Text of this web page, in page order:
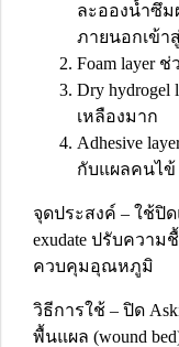
ละอองน้ำซึม
ภายนอกเข้า
Foam layer
Dry
เหลืองมาก
Adhesive
กับแผลคนไข้
จุดประสงค์ – ใช้ปิ
exudate ปรับความ
ควบคุมอุณหภูมิ
วิธีการใช้ – ปิด
พื้นแผล (wound